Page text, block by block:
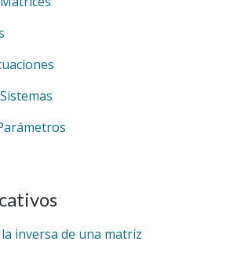
inversa de una matriz